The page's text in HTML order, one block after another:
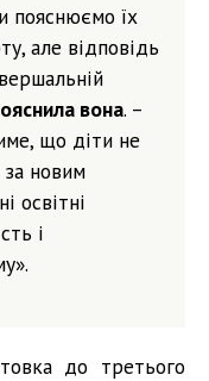
пояснюємо їх
але відповідь
вона. –
що діти не
новим
освітні
і
до третього